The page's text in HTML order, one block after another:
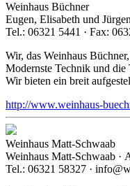
Weinhaus Büchner
Eugen, Elisabeth und
Tel.: 06321 5441 · Fax:
Wir, das Weinhaus
Modernste Technik und die
Wir bieten ein breit
http://www.weinhaus-
Weinhaus Matt-Schwaab
Weinhaus Matt-Schwaab ·
Tel.: 06321 58327 ·